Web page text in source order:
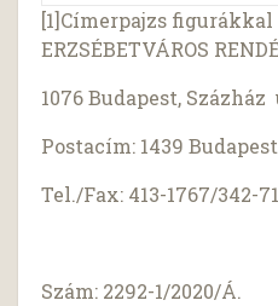
[1]Címerpajzs figurákkal
ERZSÉBETVÁROS
1076 Budapest, Százház
Postacím: 1439
Tel./Fax: 413-1767/342-
Szám: 2292-1/2020/Á.